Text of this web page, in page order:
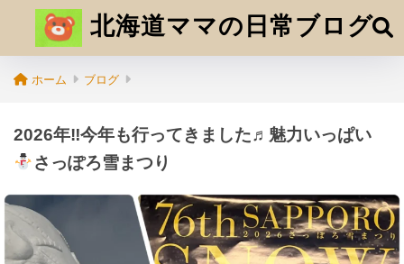
北海道ママの日常ブログ
ホーム ブログ
2026年‼今年も行ってきました♬魅力いっぱい
さっぽろ雪まつり